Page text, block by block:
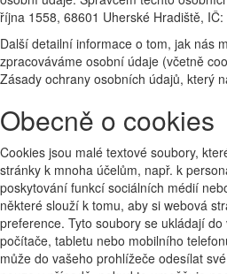
října 1558, 68601 Uherské Hradiště,
Další detailní informace o tom, jak nás
zpracováváme osobní údaje (včetně
Zásady ochrany osobních údajů, který
Obecně o cookies
Cookies jsou malé textové soubory,
stránky k mnoha účelům, např. k
poskytování funkcí sociálních médií
některé slouží k tomu, aby si webová
preference. Tyto soubory se ukládají
počítače, tabletu nebo mobilního
může do vašeho prohlížeče odesílat